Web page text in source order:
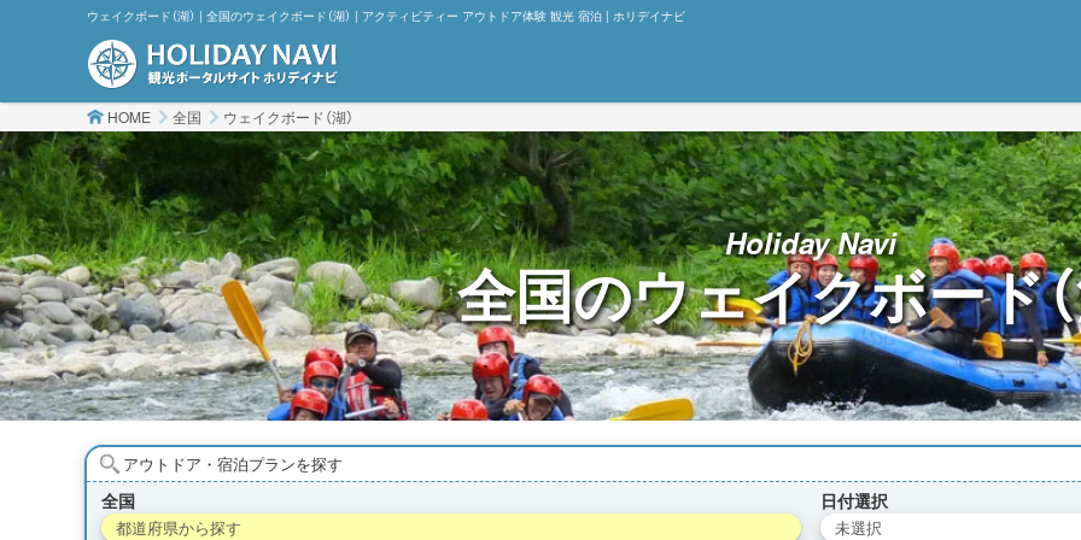
ウェイクボード（湖） | 全国のウェイクボード（湖） | アクティビティー アウトドア体験 観光 宿泊 | ホリデイナビ
HOME 全国 ウェイクボード（湖）
Holiday Navi
全国のウェイクボード（
アウトドア・宿泊プランを探す
全国
都道府県から探す
日付選択
未選択